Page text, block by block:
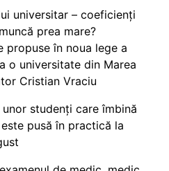
universitar – coeficienți
prea mare?
propuse în noua lege a
o universitate din Marea
Cristian Vraciu
studenți care îmbină
pusă în practică la